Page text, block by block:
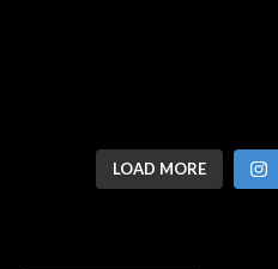
LOAD MORE